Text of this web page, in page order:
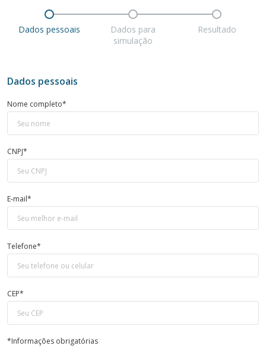
Dados pessoais
Dados para
simulação
Resultado
Dados pessoais
Nome completo*
CNPJ*
E-mail*
Telefone*
CEP*
*Informações obrigatórias